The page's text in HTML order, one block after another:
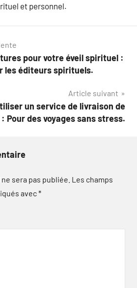
et personnel.
pour votre éveil spirituel :
les éditeurs spirituels.
Article suivant
un service de livraison de
Pour des voyages sans stress.
sera pas publiée. Les champs
avec*